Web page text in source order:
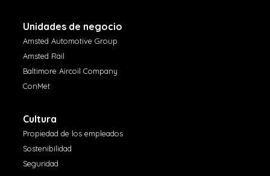
Unidades de negocio
Amsted Automotive Group
Amsted Rail
Baltimore Aircoil Company
ConMet
Cultura
Propiedad de los empleados
Sostenibilidad
Seguridad